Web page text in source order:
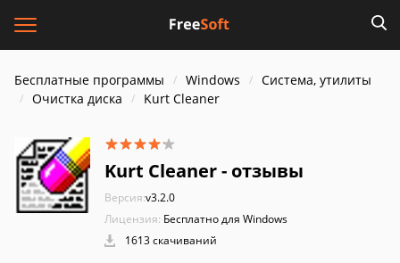
Бесплатные программы Windows
Система, утилиты
Очистка диска
Kurt Cleaner
Kurt Cleaner - отзывы
Версия:v3.2.0
Лицензия: Бесплатно для Windows
1613 скачиваний